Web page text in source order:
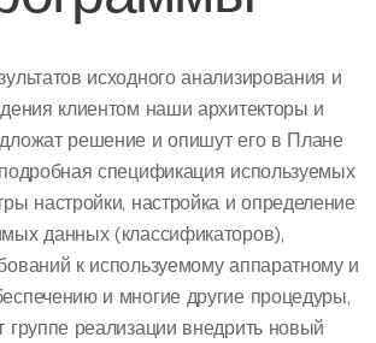
исходного анализирования и
клиентом наши архитекторы и
решение и опишут его в Плане
спецификация используемых
настройки, настройка и определение
данных (классификаторов),
к используемому аппаратному и
и многие другие процедуры,
группе реализации внедрить новый